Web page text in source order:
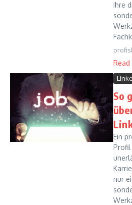
Ihre
So
Ein
Profil
nur